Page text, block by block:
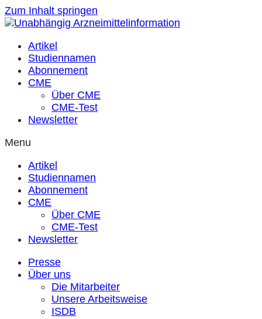
Zum Inhalt springen
Artikel
Studiennamen
Abonnement
CME
Über CME
CME-Test
Newsletter
Menu
Artikel
Studiennamen
Abonnement
CME
Über CME
CME-Test
Newsletter
Presse
Über uns
Die Mitarbeiter
Unsere Arbeitsweise
ISDB